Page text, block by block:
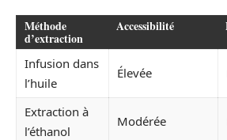
Méthode
d’extraction
Accessibilité
Infusion dans
l’huile
Élevée
Extraction à
l’éthanol
Modérée